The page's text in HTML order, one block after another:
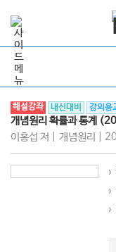
해설강좌 내신대비 강의용
개념원리 확률과 통계
이홍섭 저 | 개념원리 |
>
>
>